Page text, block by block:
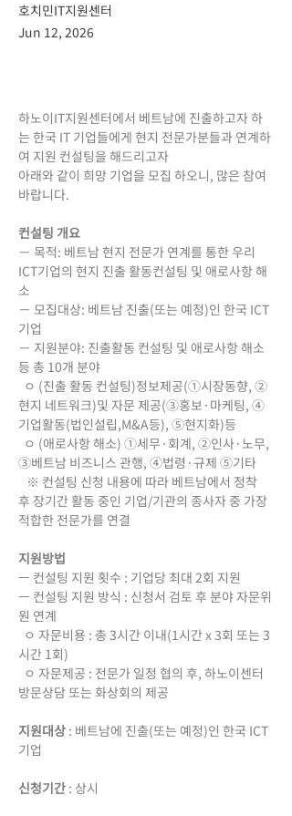
호치민IT지원센터
Jun 12, 2026
하노이IT지원센터에서 베트남에 진출하고자 하
는 한국 IT 기업들에게 현지 전문가분들과 연계하
여 지원 컨설팅을 해드리고자
아래와 같이 희망 기업을 모집 하오니, 많은 참여
바랍니다.
컨설팅 개요
－ 목적: 베트남 현지 전문가 연계를 통한 우리
ICT기업의 현지 진출 활동컨설팅 및 애로사항 해
소
－ 모집대상: 베트남 진출(또는 예정)인 한국 ICT
기업
－ 지원분야: 진출활동 컨설팅 및 애로사항 해소
등 총 10개 분야
ㅇ (진출 활동 컨설팅)정보제공(①시장동향, ②
현지 네트워크)및 자문 제공(③홍보·마케팅, ④
기업활동(법인설립,M&A등), ⑤현지화)등
ㅇ (애로사항 해소) ①세무·회계, ②인사·노무,
③베트남 비즈니스 관행, ④법령·규제 ⑤기타
※ 컨설팅 신청 내용에 따라 베트남에서 정착
후 장기간 활동 중인 기업/기관의 종사자 중 가장
적합한 전문가를 연결
지원방법
ㅡ 컨설팅 지원 횟수 : 기업당 최대 2회 지원
ㅡ 컨설팅 지원 방식 : 신청서 검토 후 분야 자문위
원 연계
ㅇ 자문비용 : 총 3시간 이내(1시간 x 3회 또는 3
시간 1회)
ㅇ 자문제공 : 전문가 일정 협의 후, 하노이센터
방문상담 또는 화상회의 제공
지원대상 : 베트남에 진출(또는 예정)인 한국 ICT
기업
신청기간 : 상시